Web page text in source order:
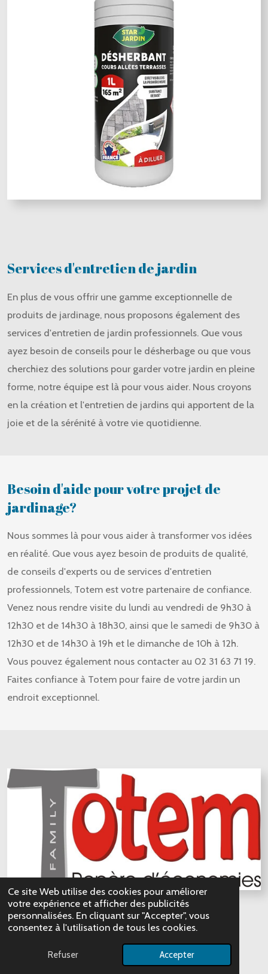
Ce site Web utilise des cookies pour améliorer
votre expérience et afficher des publicités
personnalisées. En cliquant sur "Accepter", vous
consentez à l'utilisation de tous les cookies.
Refuser Accepter
Services d'entretien de jardin
En plus de vous offrir une gamme exceptionnelle de
produits de jardinage, nous proposons également des
services d'entretien de jardin professionnels. Que vous
ayez besoin de conseils pour le désherbage ou que vous
cherchiez des solutions pour garder votre jardin en pleine
forme, notre équipe est là pour vous aider. Nous croyons
en la création et l'entretien de jardins qui apportent de la
joie et de la sérénité à votre vie quotidienne.
Besoin d'aide pour votre projet de
jardinage?
Nous sommes là pour vous aider à transformer vos idées
en réalité. Que vous ayez besoin de produits de qualité,
de conseils d'experts ou de services d'entretien
professionnels, Totem est votre partenaire de confiance.
Venez nous rendre visite du lundi au vendredi de 9h30 à
12h30 et de 14h30 à 18h30, ainsi que le samedi de 9h30 à
12h30 et de 14h30 à 19h et le dimanche de 10h à 12h.
Vous pouvez également nous contacter au 02 31 63 71 19.
Faites confiance à Totem pour faire de votre jardin un
endroit exceptionnel.
Totem Livarot